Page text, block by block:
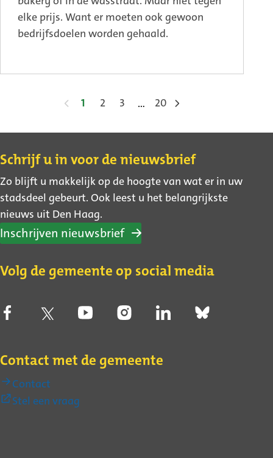
elke prijs. Want er moeten ook gewoon
bedrijfsdoelen worden gehaald.
1 2 3 … 20
Contact
Schrijf u in voor de nieuwsbrief
Zo blijft u makkelijk op de hoogte van wat er in uw
stadsdeel gebeurt. Ook leest u het belangrijkste
nieuws uit Den Haag.
Inschrijven nieuwsbrief
Volg de gemeente op social media
Contact met de gemeente
Contact
Stel een vraag